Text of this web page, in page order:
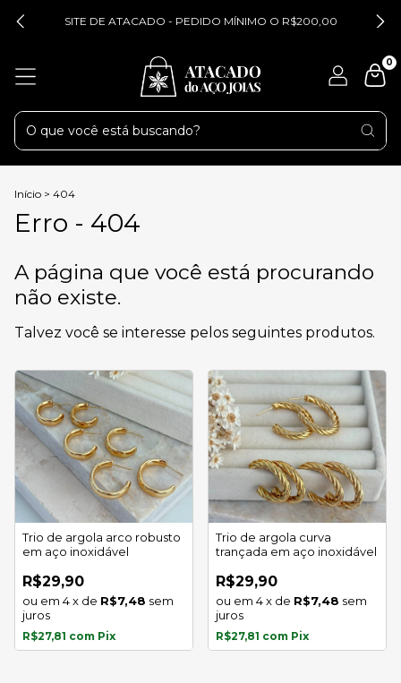
SITE DE ATACADO - PEDIDO MÍNIMO O R$200,00
0
Início > 404
Erro - 404
A página que você está procurando
não existe.
Talvez você se interesse pelos seguintes produtos.
Trio de argola arco robusto
em aço inoxidável
R$29,90
4x de R$7,48 sem
juros
R$27,81 com Pix
Trio de argola curva
trançada em aço inoxidável
R$29,90
4x de R$7,48 sem
juros
R$27,81 com Pix